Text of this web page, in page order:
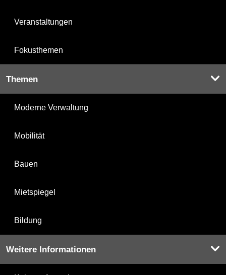
Veranstaltungen
Fokusthemen
Themen
Moderne Verwaltung
Mobilität
Bauen
Mietspiegel
Bildung
Weitere Informationen